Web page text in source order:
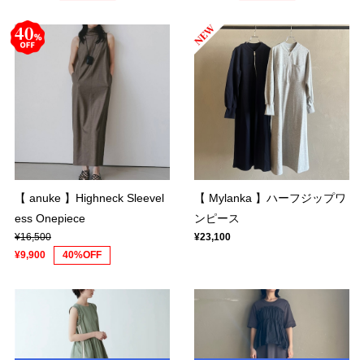
【 anuke 】Highneck Sleevel
ess Onepiece
¥16,500
¥9,900
40%OFF
【 Mylanka 】ハーフジップワ
ンピース
¥23,100